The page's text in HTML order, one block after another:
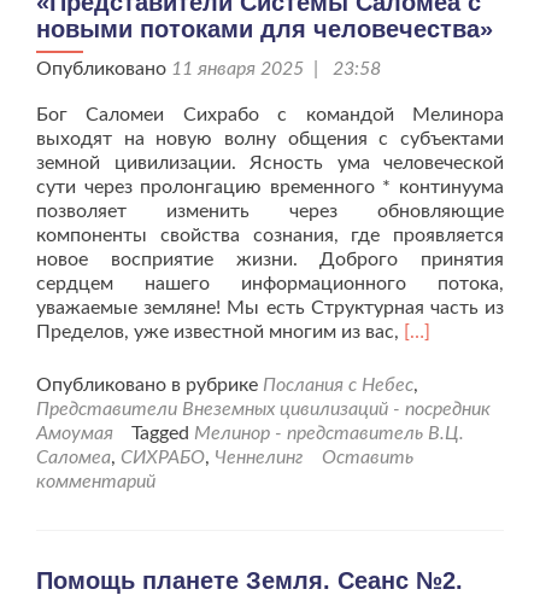
новыми потоками для человечества»
Опубликовано 11 января 2025 | 23:58
Бог Саломеи Сихрабо с командой Мелинора
выходят на новую волну общения с субъектами
земной цивилизации. Ясность ума человеческой
сути через пролонгацию временного * континуума
позволяет изменить через обновляющие
компоненты свойства сознания, где проявляется
новое восприятие жизни. Доброго принятия
сердцем нашего информационного потока,
уважаемые земляне! Мы есть Структурная часть из
Пределов, уже известной многим из вас, Читать
проЧеннелинг
от
11.01.25г.
потоками
[…]
Опубликовано в рубрике Послания с Небес,
Представители Внеземных цивилизаций - посредник
Амоумая
Tagged Мелинор - представитель В.Ц.
Саломеа, СИХРАБО, Ченнелинг
Оставить
комментарий
Помощь планете Земля. Сеанс №2.